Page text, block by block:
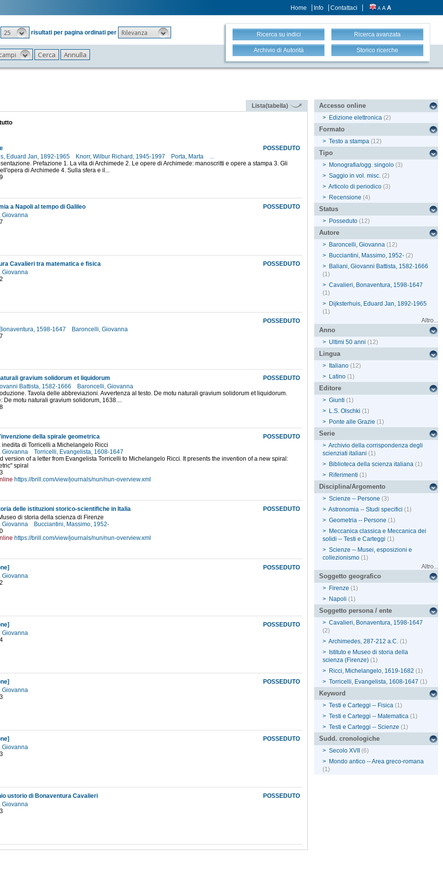
Home Info Contattaci A A A
25 risultati per pagina ordinati per Rilevanza Ricerca su indici Ricerca avanzata
Archivio di Autorità Storico ricerche
Lista(tabella)
POSSEDUTO
Eduard Jan, 1892-1965
Knorr, Wilbur Richard, 1945-1997 Porta, Marta
...
Prefazione 1. La vita di Archimede 2. Le opere di Archimede: manoscritti e opere a stampa 3. Gli
di Archimede 4. Sulla sfera e il...
POSSEDUTO
a Napoli al tempo di Galileo
Giovanna
POSSEDUTO
Cavalieri tra matematica e fisica
Giovanna
POSSEDUTO
1598-1647
Baroncelli, Giovanna
POSSEDUTO
gravium solidorum et liquidorum
Battista, 1582-1666
Baroncelli, Giovanna
Tavola delle abbreviazioni. Avvertenza al testo. De motu naturali gravium solidorum et liquidorum.
De motu naturali gravium solidorum, 1638....
POSSEDUTO
della spirale geometrica
inedita di Torricelli a Michelangelo Ricci
Giovanna
Torricelli, Evangelista, 1608-1647
version of a letter from Evangelista Torricelli to Michelangelo Ricci. It presents the invention of a new spiral:
spiral
https://brill.com/view/journals/nun/nun-overview.xml
POSSEDUTO
delle istituzioni storico-scientifiche in Italia
di storia della scienza di Firenze
Giovanna
Bucciantini, Massimo, 1952-
https://brill.com/view/journals/nun/nun-overview.xml
POSSEDUTO
Giovanna
POSSEDUTO
Giovanna
POSSEDUTO
Giovanna
POSSEDUTO
Giovanna
POSSEDUTO
ustorio di Bonaventura Cavalieri
Giovanna
Accesso online
> Edizione elettronica (2)
Formato
> Testo a stampa (12)
Tipo
> Monografia/ogg. singolo (3)
> Saggio in vol. misc. (2)
> Articolo di periodico (3)
> Recensione (4)
Status
> Posseduto (12)
Autore
> Baroncelli, Giovanna (12)
> Bucciantini, Massimo, 1952- (2)
> Baliani, Giovanni Battista, 1582-1666
(1)
> Cavalieri, Bonaventura, 1598-1647
(1)
> Dijksterhuis, Eduard Jan, 1892-1965
(1)
Altro...
Anno
> Ultimi 50 anni (12)
Lingua
> Italiano (12)
> Latino (1)
Editore
> Giunti (1)
> L.S. Olschki (1)
> Ponte alle Grazie (1)
Serie
> Archivio della corrispondenza degli
scienziati italiani (1)
> Biblioteca della scienza italiana (1)
> Riferimenti (1)
Disciplina/Argomento
> Scienze -- Persone (3)
> Astronomia -- Studi specifici (1)
> Geometria -- Persone (1)
> Meccanica classica e Meccanica dei
solidi -- Testi e Carteggi (1)
> Scienze -- Musei, esposizioni e
collezionismo (1)
Altro...
Soggetto geografico
> Firenze (1)
> Napoli (1)
Soggetto persona / ente
> Cavalieri, Bonaventura, 1598-1647
(2)
> Archimedes, 287-212 a.C. (1)
>
Istituto e Museo di storia della
scienza (Firenze) (1)
> Ricci, Michelangelo, 1619-1682 (1)
> Torricelli, Evangelista, 1608-1647 (1)
Keyword
> Testi e Carteggi -- Fisica (1)
> Testi e Carteggi -- Matematica (1)
> Testi e Carteggi -- Scienze (1)
Sudd. cronologiche
> Secolo XVII
(6)
> Mondo antico -- Area greco-romana
(1)